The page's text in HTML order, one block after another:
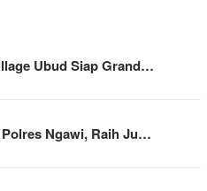
Ubud Siap Grand…
Ngawi, Raih Ju…